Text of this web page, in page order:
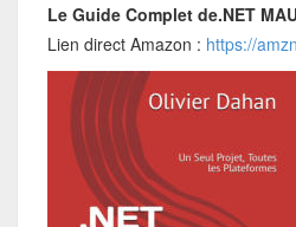
Le Guide Complet de.NET
Lien direct Amazon : https://